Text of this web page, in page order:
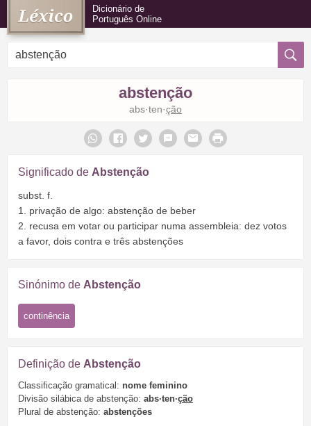
Dicionário de
Português Online
abstenção
abs·ten·ção
Significado de Abstenção
subst. f.
1. privação de algo: abstenção de beber
2. recusa em votar ou participar numa assembleia: dez votos
a favor, dois contra e três abstenções
Sinónimo de Abstenção
continência
Definição de Abstenção
Classificação gramatical: nome feminino
Divisão silábica de abstenção: abs·ten·ção
Plural de abstenção: abstenções